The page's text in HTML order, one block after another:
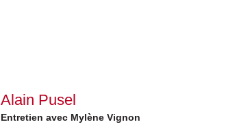
Alain Pusel
Entretien avec Mylène Vignon